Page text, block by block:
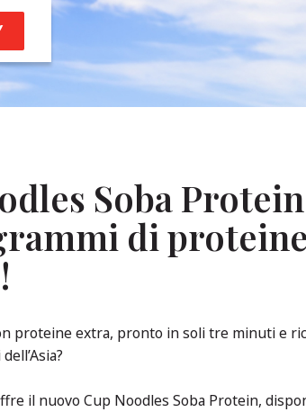
Soba
di proteine
proteine extra, pronto in soli tre minuti e
il nuovo Cup Noodles Soba Protein,